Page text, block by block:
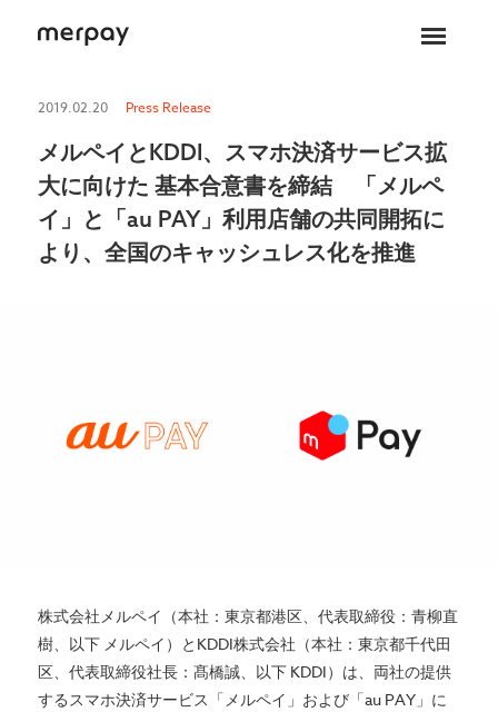
ホーム
2019.02.20 Press Release
メルペイとKDDI、スマホ決済サービス拡
大に向けた 基本合意書を締結 「メルペ
イ」と「au PAY」利用店舗の共同開拓に
より、全国のキャッシュレス化を推進
株式会社メルペイ（本社：東京都港区、代表取締役：青柳直
樹、以下 メルペイ）とKDDI株式会社 （本社：東京都千代田
区、代表取締役社長：髙橋誠、以下 KDDI）は、両社の提供
するスマホ決済サービス「メルペイ」および「au PAY」に